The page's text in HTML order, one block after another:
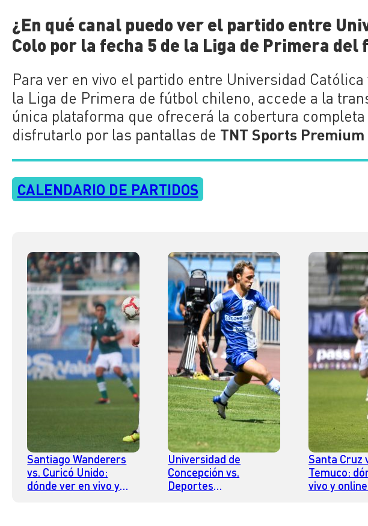
¿En qué canal puedo ver el partido entre
Colo por la fecha 5 de la Liga de Primera
Para ver en vivo el partido entre Universidad
la Liga de Primera de fútbol chileno, accede a la
única plataforma que ofrecerá la cobertura
disfrutarlo por las pantallas de TNT Sports
CALENDARIO DE PARTIDOS
Santiago Wanderers
vs. Curicó Unido:
dónde ver en vivo y
Universidad de
Concepción vs.
Deportes
Santa Cruz
Temuco:
vivo y